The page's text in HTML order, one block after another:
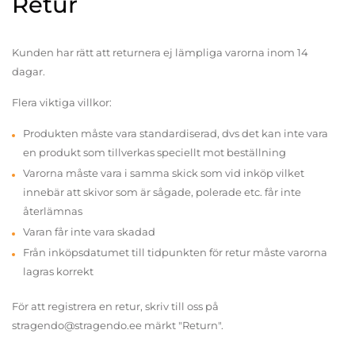
Kunden har rätt att returnera ej lämpliga varorna inom 14
dagar.
Flera viktiga villkor:
Produkten måste vara standardiserad, dvs det kan inte vara
en produkt som tillverkas speciellt mot beställning
Varorna måste vara i samma skick som vid inköp vilket
innebär att skivor som är sågade, polerade etc. får inte
återlämnas
Varan får inte vara skadad
Från inköpsdatumet till tidpunkten för retur måste varorna
lagras korrekt
För att registrera en retur, skriv till oss på
stragendo@stragendo.ee märkt "Return".